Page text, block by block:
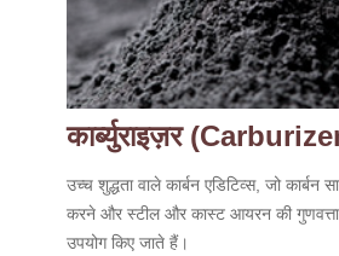
कार्ब्युराइज़र
उच्च शुद्धता वाले कार्बन एडिटिव्स, जो कार्बन
करने और स्टील और कास्ट आयरन की
उपयोग किए जाते हैं।